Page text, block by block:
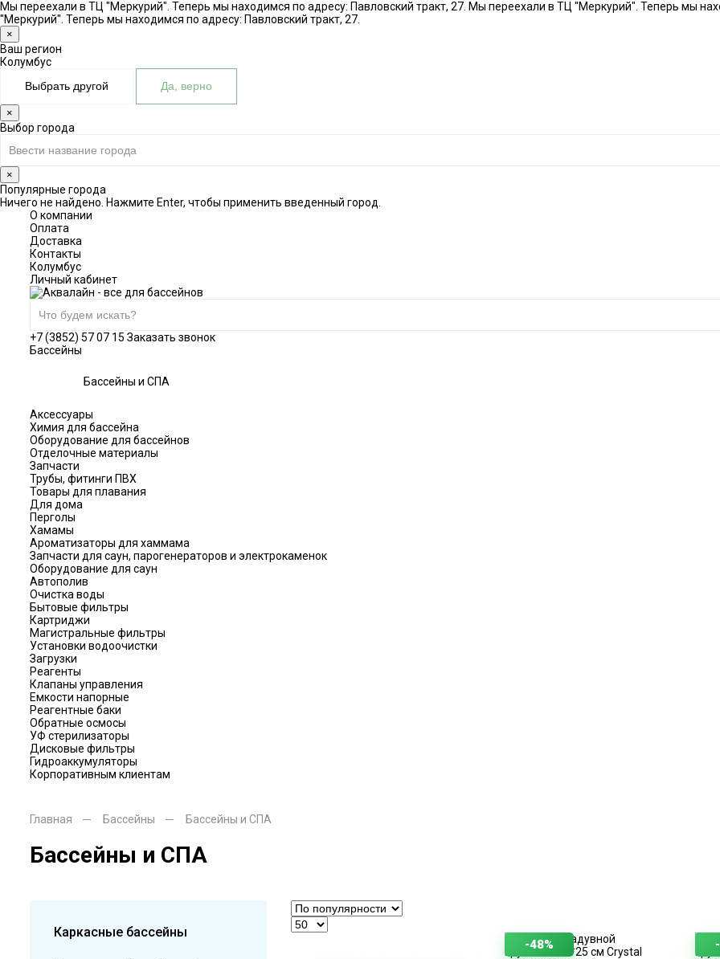
Мы переехали в ТЦ "Меркурий". Теперь мы находимся по адресу: Павловский тракт, 27. Мы переехали в ТЦ "Меркурий". Теперь мы
"Меркурий". Теперь мы находимся по адресу: Павловский тракт, 27.
×
Ваш регион
Колумбус
Выбрать другой
Да, верно
×
Выбор города
×
Популярные города
Ничего не найдено. Нажмите Enter, чтобы применить введенный город.
О компании
Оплата
Доставка
Контакты
Колумбус
Личный кабинет
+7 (3852) 57 07 15 Заказать звонок
Бассейны
Бассейны и СПА
Аксессуары
Химия для бассейна
Оборудование для бассейнов
Отделочные материалы
Запчасти
Трубы, фитинги ПВХ
Товары для плавания
Для дома
Перголы
Хамамы
Ароматизаторы для хаммама
Запчасти для саун, парогенераторов и электрокаменок
Оборудование для саун
Автополив
Очистка воды
Бытовые фильтры
Картриджи
Магистральные фильтры
Установки водоочистки
Загрузки
Реагенты
Клапаны управления
Емкости напорные
Реагентные баки
Обратные осмосы
УФ стерилизаторы
Дисковые фильтры
Гидроаккумуляторы
Корпоративным клиентам
Главная Бассейны Бассейны и СПА
Бассейны и СПА
Каркасные бассейны
-48%